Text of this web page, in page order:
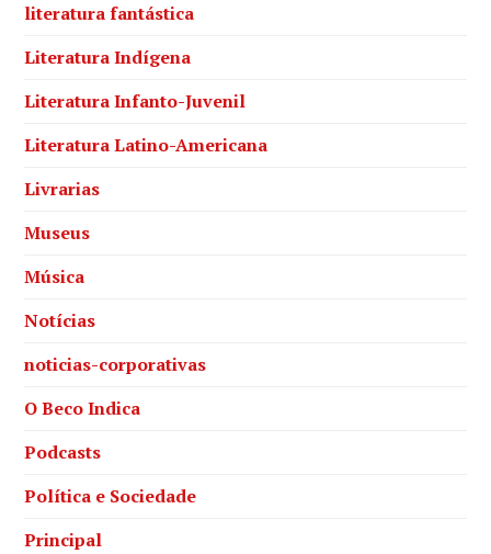
literatura fantástica
Literatura Indígena
Literatura Infanto-Juvenil
Literatura Latino-Americana
Livrarias
Museus
Música
Notícias
noticias-corporativas
O Beco Indica
Podcasts
Política e Sociedade
Principal